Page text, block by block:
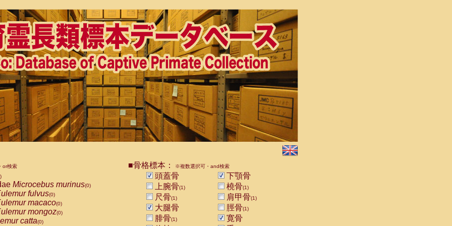
or検索
Microcebus murinus(0)
fulvus(0)
macaco(0)
mongoz(0)
catta(0)
■骨格標本： ※複数選択可・and検索
頭蓋骨
下顎骨
上腕骨(1) 橈骨(1)
尺骨(1) 肩甲骨(1)
大腿骨 脛骨(1)
腓骨(1)
寛骨